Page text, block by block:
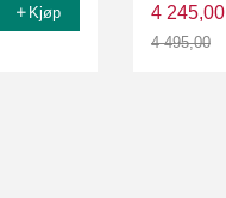
Kjøp 4 245,00
4 495,00